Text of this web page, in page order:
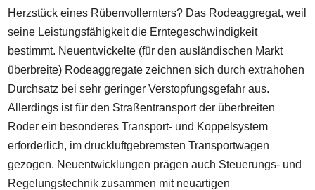
Herzstück eines Rübenvollernters? Das Rodeaggregat, weil
seine Leistungsfähigkeit die Erntegeschwindigkeit
bestimmt. Neuentwickelte (für den ausländischen Markt
überbreite) Rodeaggregate zeichnen sich durch extrahohen
Durchsatz bei sehr geringer Verstopfungsgefahr aus.
Allerdings ist für den Straßentransport der überbreiten
Roder ein besonderes Transport- und Koppelsystem
erforderlich, im druckluftgebremsten Transportwagen
gezogen. Neuentwicklungen prägen auch Steuerungs- und
Regelungstechnik zusammen mit neuartigen